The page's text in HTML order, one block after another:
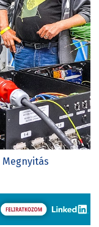
Megnyitás